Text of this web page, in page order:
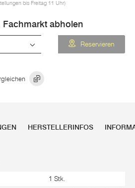
bis Freitag 11 Uhr)
Fachmarkt abholen
Reservieren
HERSTELLERINFOS
1 Stk.